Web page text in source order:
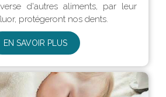
d'autres aliments, par leur
protégeront nos dents.
EN SAVOIR PLUS